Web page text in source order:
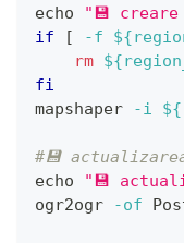
echo
"💾 creare
if
[ -f
rm
fi
mapshaper
-i
#💾
echo
"💾
ogr2ogr
-of